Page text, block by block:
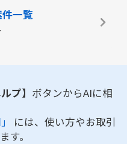
一覧
プ】 ボタンからAIに相
には、使い方やお取引
す。